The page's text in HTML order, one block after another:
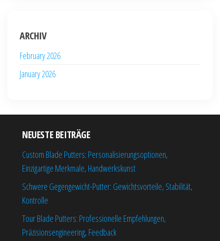
ARCHIV
February 2026
January 2026
NEUESTE BEITRÄGE
Custom Blade Putters: Personalisierungsoptionen,
Einzigartige Merkmale, Handwerkskunst
Schwere Gegengewicht-Putter: Gewichtsvorteile, Stabilität,
Kontrolle
Tour Blade Putters: Professionelle Empfehlungen,
Präzisionsengineering, Feedback